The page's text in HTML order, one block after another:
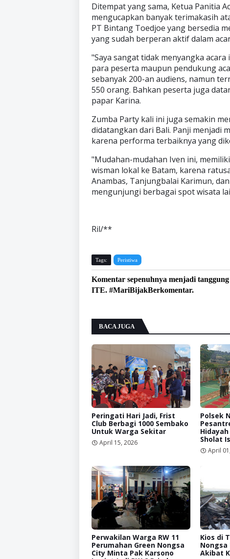
Ditempat yang sama, Ketua Panitia
mengucapkan banyak terimakasih
PT Bintang Toedjoe yang bersedia
yang sudah berperan aktif dalam
"Saya sangat tidak menyangka
para peserta maupun pendukung
sebanyak 200-an audiens, namun
550 orang. Bahkan peserta juga
papar Karina.
Zumba Party kali ini juga semakin
didatangkan dari Bali. Panji menjadi
karena performa terbaiknya yang
"Mudahan-mudahan Iven ini,
wisman lokal ke Batam, karena
Anambas, Tanjungbalai Karimun,
mengunjungi berbagai spot wisata
Ril/**
Tags: Peristiwa
Komentar sepenuhnya menjadi
ITE. #MariBijakBerkomentar.
BACA JUGA
Peringati Hari Jadi, Frist
Club Berbagi 1000 Sembako
Untuk Warga Sekitar
April 15, 2026
Polsek
Sholat
April
Perwakilan Warga RW 11
Perumahan Green Nongsa
City Minta Pak Karsono
Kios di
Nongsa
Akibat